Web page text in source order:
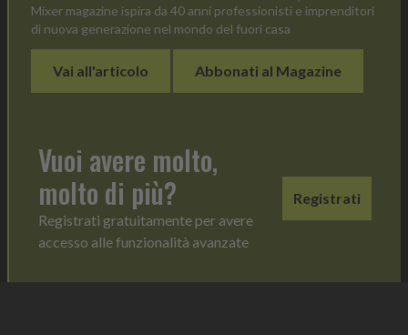
Mixer magazine ispira da 40 anni professionisti e imprenditori
di nuova generazione nel mondo del fuori casa
Vai all'articolo Abbonati al Magazine
Vuoi avere molto,
molto di più?
Registrati gratuitamente per avere
accesso alle funzionalità avanzate
Registrati